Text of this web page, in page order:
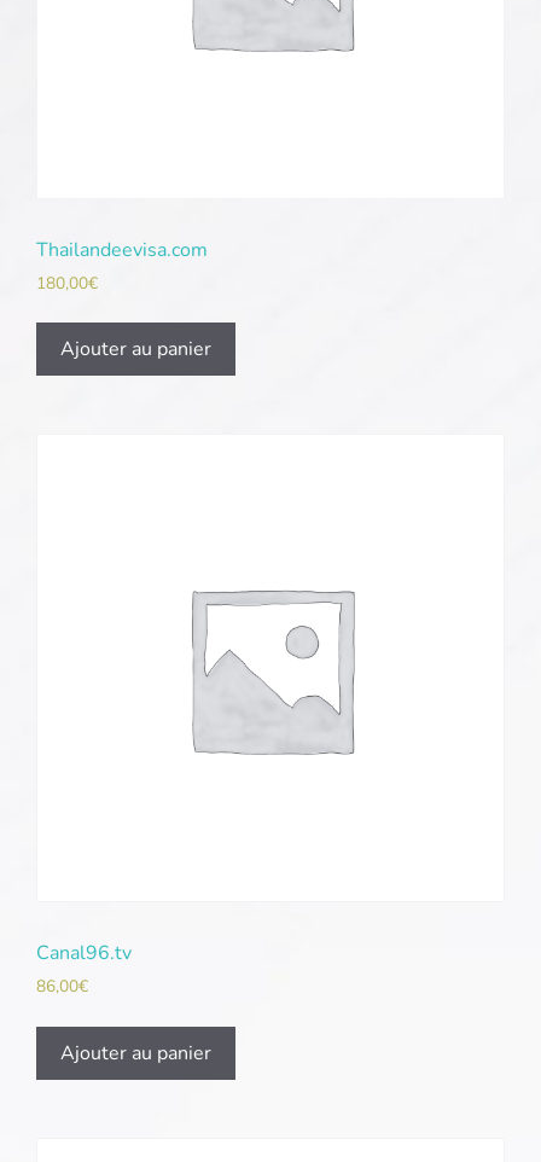
Thailandeevisa.com
180,00€
Ajouter au panier
Canal96.tv
86,00€
Ajouter au panier